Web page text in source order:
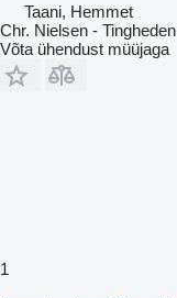
Taani, Hemmet
Chr. Nielsen -
Võta ühendust müüjaga
1